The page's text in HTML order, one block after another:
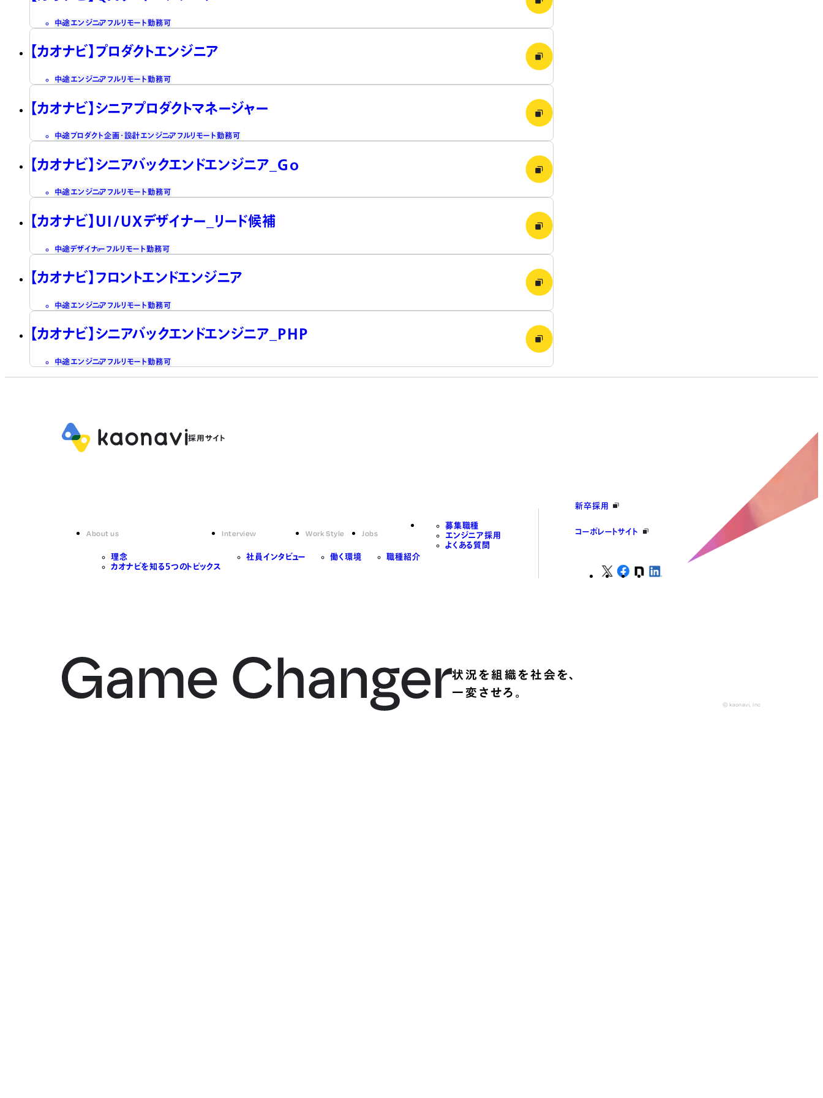
中途エンジニア フルリモート勤務可
【カオナビ】プロダクトエンジニア
中途エンジニア フルリモート勤務可
【カオナビ】シニアプロダクトマネージャー
中途プロダクト企画・設計エンジニア フルリモート勤務可
【カオナビ】シニアバックエンドエンジニア_Go
中途エンジニア フルリモート勤務可
【カオナビ】UI/UXデザイナー_リード候補
中途デザイナー フルリモート勤務可
【カオナビ】フロントエンドエンジニア
中途エンジニア フルリモート勤務可
【カオナビ】シニアバックエンドエンジニア_PHP
中途エンジニア フルリモート勤務可
About us
理念
カオナビを知る5つのトピックス
Interview
社員インタビュー
Work Style
働く環境
Jobs
職種紹介
募集職種
エンジニア採用
よくある質問
新卒採用
コーポレートサイト
状況を組織を社会を、
一変させろ。
© kaonavi, Inc